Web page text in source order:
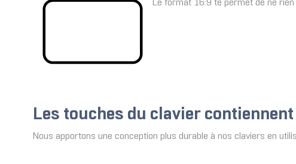
Le format 16:9 te permet de ne rien
Les touches du clavier
Nous apportons une conception plus durable à nos claviers en